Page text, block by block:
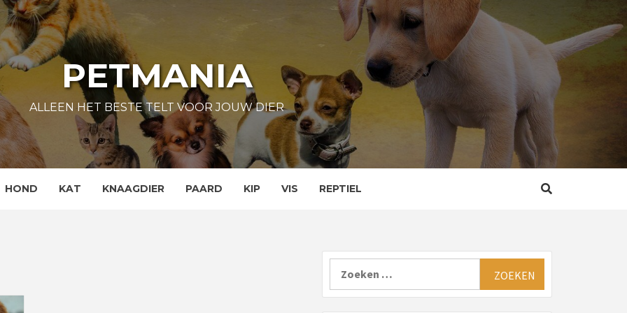
PETMANIA
ALLEEN HET BESTE TELT VOOR JOUW DIER
HOND KAT KNAAGDIER PAARD KIP VIS REPTIEL